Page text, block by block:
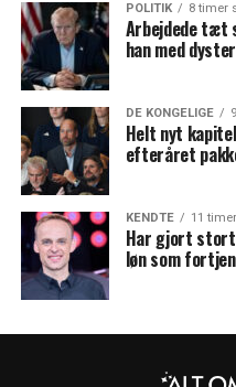
POLITIK 8 timer
Arbejdede tæt
han med
DE KONGELIGE
Helt nyt
efteråret
KENDTE 11
Har gjort stort
løn som